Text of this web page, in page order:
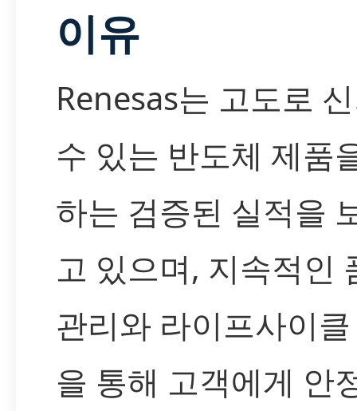
이유
Renesas는 고도로
수 있는 반도체 제품
하는 검증된 실적을
고 있으며, 지속적인
관리와 라이프사이
을 통해 고객에게 안